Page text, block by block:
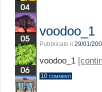
voodoo_1
Pubblicato il 29/01/
voodoo_1
10 commenti